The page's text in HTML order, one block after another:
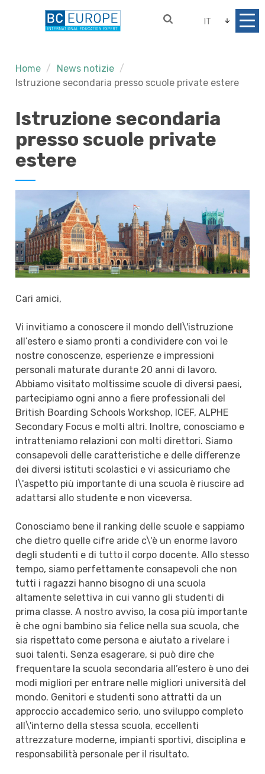
IT
Home
News notizie
Istruzione secondaria presso scuole private estere
Istruzione secondaria
presso scuole private
estere
Cari amici,
Vi invitiamo a conoscere il mondo dell\'istruzione
all’estero e siamo pronti a condividere con voi le
nostre conoscenze, esperienze e impressioni
personali maturate durante 20 anni di lavoro.
Abbiamo visitato moltissime scuole di diversi paesi,
partecipiamo ogni anno a fiere professionali del
British Boarding Schools Workshop, ICEF, ALPHE
Secondary Focus e molti altri. Inoltre, conosciamo e
intratteniamo relazioni con molti direttori. Siamo
consapevoli delle caratteristiche e delle differenze
dei diversi istituti scolastici e vi assicuriamo che
l\'aspetto più importante di una scuola è riuscire ad
adattarsi allo studente e non viceversa.
Conosciamo bene il ranking delle scuole e sappiamo
che dietro quelle cifre aride c\'è un enorme lavoro
degli studenti e di tutto il corpo docente. Allo stesso
tempo, siamo perfettamente consapevoli che non
tutti i ragazzi hanno bisogno di una scuola
altamente selettiva in cui vanno gli studenti di
prima classe. A nostro avviso, la cosa più importante
è che ogni bambino sia felice nella sua scuola, che
sia rispettato come persona e aiutato a rivelare i
suoi talenti. Senza esagerare, si può dire che
frequentare la scuola secondaria all’estero è uno dei
modi migliori per entrare nelle migliori università del
mondo. Genitori e studenti sono attratti da un
approccio accademico serio, uno sviluppo completo
all\'interno della stessa scuola, eccellenti
attrezzature moderne, impianti sportivi, disciplina e
responsabilità personale per il risultato.